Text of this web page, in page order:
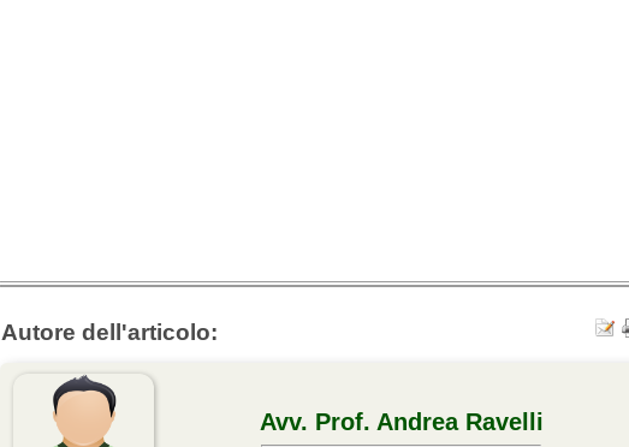
Autore dell'articolo:
Avv. Prof. Andrea Ravelli